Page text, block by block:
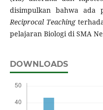
disimpulkan bahwa ada
Reciprocal Teaching
pelajaran Biologi di SMA
DOWNLOADS